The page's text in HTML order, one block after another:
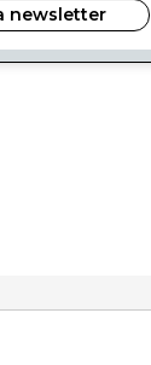
privacy.
newsletter